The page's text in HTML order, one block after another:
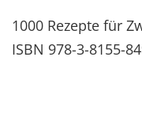
1000 Rezepte für
ISBN 978-3-8155-